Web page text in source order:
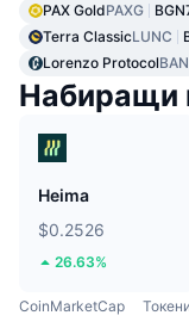
PAX GoldPAXG
Terra ClassicLUNC
Lorenzo Protocol
Набиращи
Heima
$0.2526
26.63%
CoinMarketCap